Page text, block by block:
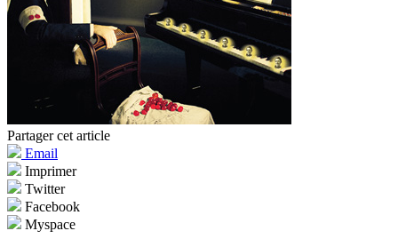
Partager cet article
Email
Imprimer
Twitter
Facebook
Myspace